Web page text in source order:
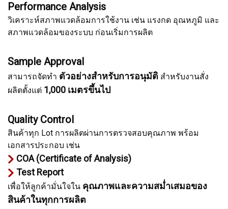
Performance Analysis
วิเคราะห์สภาพแวดล้อมการใช้งาน เช่น แรงกด อุณหภูมิ และ
สภาพแวดล้อมของระบบ ก่อนเริ่มการผลิต
Sample Approval
สามารถจัดทำ ตัวอย่างสำหรับการอนุมัติ สำหรับงานสั่ง
ผลิตตั้งแต่ 1,000 เมตรขึ้นไป
Quality Control
สินค้าทุก Lot การผลิตผ่านการตรวจสอบคุณภาพ พร้อม
เอกสารประกอบ เช่น
COA (Certificate of Analysis)
Test Report
เพื่อให้ลูกค้ามั่นใจใน คุณภาพและความสม่ำเสมอของ
สินค้าในทุกการผลิต